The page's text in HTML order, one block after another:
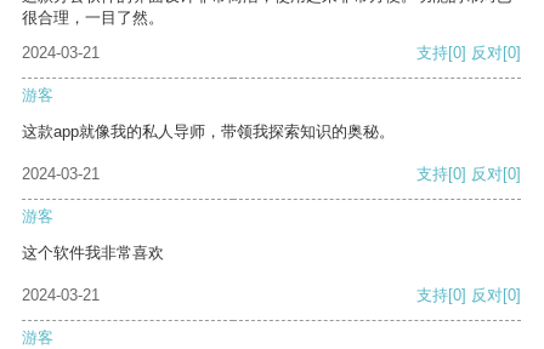
很合理，一目了然。
2024-03-21
支持[0] 反对[0]
游客
这款app就像我的私人导师，带领我探索知识的奥秘。
2024-03-21 支持[0] 反对[0]
游客
这个软件我非常喜欢
2024-03-21 支持[0] 反对[0]
游客